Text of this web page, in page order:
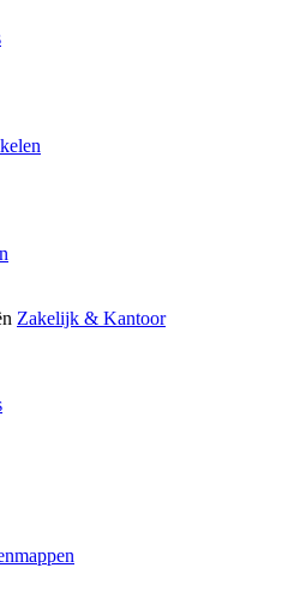
Zakelijk & Kantoor